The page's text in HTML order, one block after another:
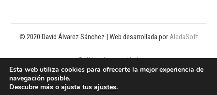
© 2020 David Álvarez Sánchez | Web desarrollada porAledaSoft
Política de privacidad
Esta web utiliza cookies para ofrecerte la mejor experiencia de
navegación posible.
Descubre más o ajusta tus ajustes.